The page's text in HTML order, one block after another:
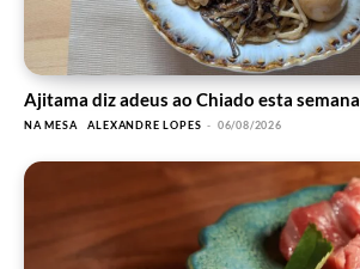
Ajitama diz adeus ao Chiado esta semana
NA MESA ALEXANDRE LOPES - 06/08/2026